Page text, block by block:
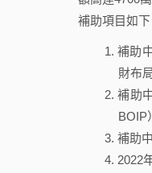
補助項目如下
補助
財布
補助
BOIP
補助
2022